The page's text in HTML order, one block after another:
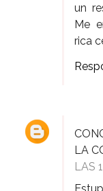
un
Me
rica
LA
LAS